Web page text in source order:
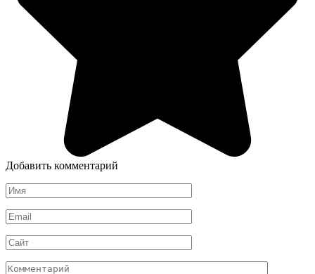
Добавить комментарий
Имя
Email
Сайт
Комментарий